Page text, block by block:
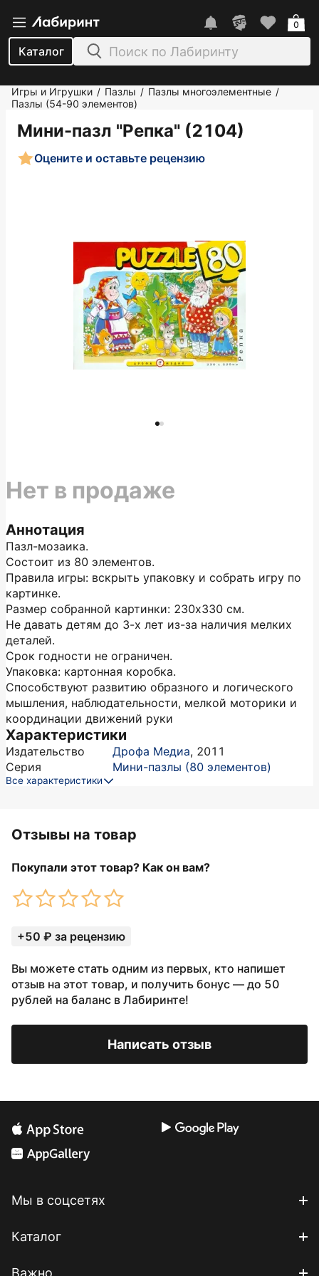
Каталог
0
Игры и Игрушки / Пазлы / Пазлы многоэлементные /
Пазлы (54-90 элементов)
Мини-пазл "Репка" (2104)
Оцените и оставьте рецензию
Аннотация
Пазл-мозаика.
Состоит из 80 элементов.
Правила игры: вскрыть упаковку и собрать игру по
картинке.
Размер собранной картинки: 230х330 см.
Не давать детям до 3-х лет из-за наличия мелких
деталей.
Срок годности не ограничен.
Упаковка: картонная коробка.
Способствуют развитию образного и логического
мышления, наблюдательности, мелкой моторики и
координации движений руки
Характеристики
Издательство Дрофа Медиа, 2011
Серия
Мини-пазлы (80 элементов)
Все характеристики
Нет в продаже
Отзывы на товар
Покупали этот товар? Как он вам?
+50 ₽ за рецензию
Вы можете стать одним из первых, кто напишет
отзыв на этот товар, и получить бонус — до 50
рублей на баланс в Лабиринте!
Написать отзыв
Мы в соцсетях
Каталог
Важно